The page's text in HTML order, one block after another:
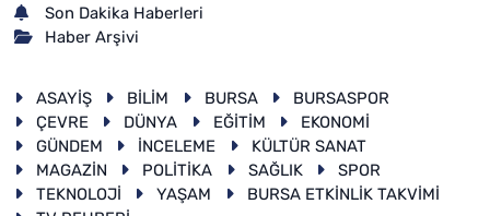
Son Dakika Haberleri
Haber Arşivi
ASAYİŞ BİLİM BURSA
BURSASPOR
ÇEVRE
DÜNYA EĞİTİM
EKONOMİ
GÜNDEM
İNCELEME
KÜLTÜR SANAT
MAGAZİN
POLİTİKA SAĞLIK
SPOR
TEKNOLOJİ
YAŞAM
BURSA ETKİNLİK TAKVİMİ